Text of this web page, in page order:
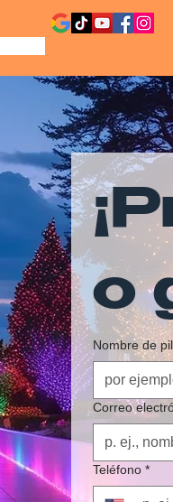
o
Nombre de
Correo
Teléfono *